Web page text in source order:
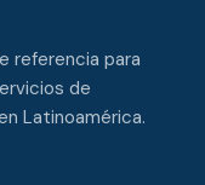
referencia para
de
Latinoamérica.